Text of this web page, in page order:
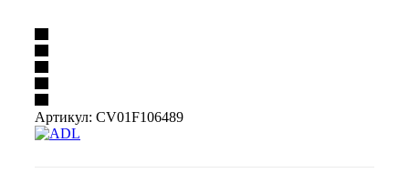
Артикул: CV01F106489